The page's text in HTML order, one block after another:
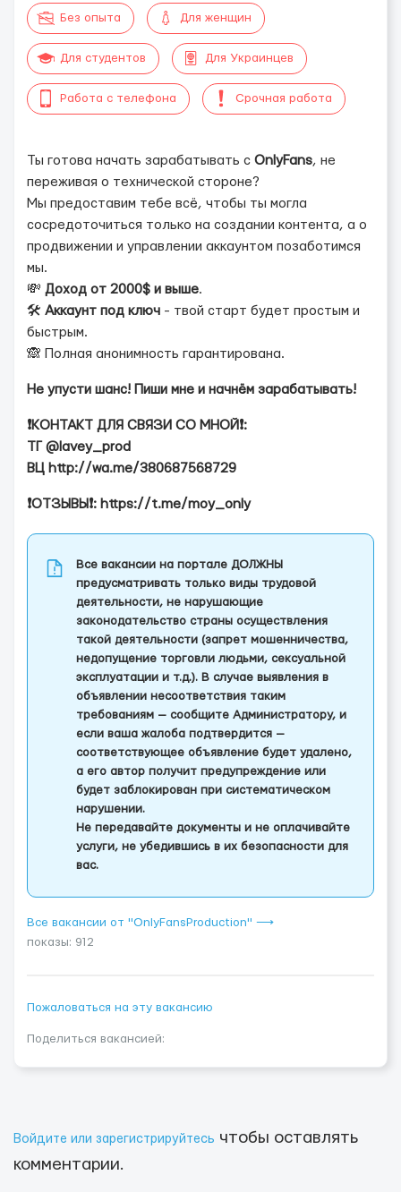
Без опыта Для женщин
Для студентов Для Украинцев
Работа с телефона Срочная работа
Ты готова начать зарабатывать с OnlyFans, не
переживая о технической стороне?
Мы предоставим тебе всё, чтобы ты могла
сосредоточиться только на создании контента, а о
продвижении и управлении аккаунтом позаботимся
мы.
💸 Доход от 2000$ и выше.
🛠 Аккаунт под ключ - твой старт будет простым и
быстрым.
🙈 Полная анонимность гарантирована.
Не упусти шанс! Пиши мне и начнём зарабатывать!
❗️КОНТАКТ ДЛЯ СВЯЗИ СО МНОЙ❗️:
ТГ @lavey_prod
ВЦ http://wa.me/380687568729
❗️ОТЗЫВЫ❗️: https://t.me/moy_only
Все вакансии на портале ДОЛЖНЫ
предусматривать только виды трудовой
деятельности, не нарушающие
законодательство страны осуществления
такой деятельности (запрет мошенничества,
недопущение торговли людьми, сексуальной
эксплуатации и т.д.). В случае выявления в
объявлении несоответствия таким
требованиям — сообщите Администратору, и
если ваша жалоба подтвердится —
соответствующее объявление будет удалено,
а его автор получит предупреждение или
будет заблокирован при систематическом
нарушении.
Не передавайте документы и не оплачивайте
услуги, не убедившись в их безопасности для
вас.
Все вакансии от "OnlyFansProduction" ⟶
показы: 912
Пожаловаться на эту вакансию
Поделиться вакансией:
Войдите или зарегистрируйтесь чтобы оставлять
комментарии.